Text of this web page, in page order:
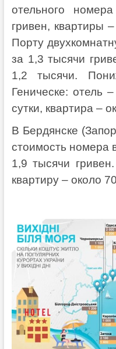
отельного
гривен, квартиры
Порту
за 1,3 тысячи
1,2 тысячи.
Геническе: отель
сутки, квартира –
В Бердянске
стоимость номера
1,9 тысячи
квартиру – около